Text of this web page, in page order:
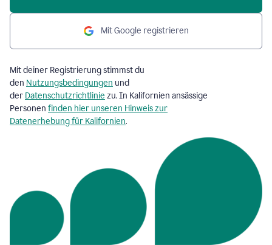
Mit Google registrieren
Mit deiner Registrierung stimmst du
den Nutzungsbedingungen und
der Datenschutzrichtlinie zu. In Kalifornien ansässige
Personen finden hier unseren Hinweis zur
Datenerhebung für Kalifornien.